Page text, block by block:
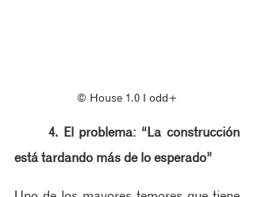
© House 1.0 ‖ odd+
4. El problema: “La construcción
está tardando más de lo esperado”